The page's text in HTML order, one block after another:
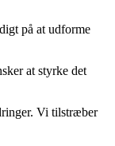
på at udforme
at styrke det
Vi tilstræber